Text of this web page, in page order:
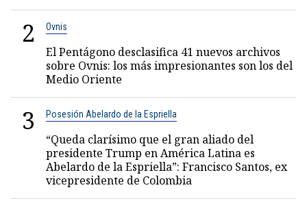
2 Ovnis
El Pentágono desclasifica 41 nuevos archivos
sobre Ovnis: los más impresionantes son los del
Medio Oriente
3 Posesión Abelardo de la Espriella
“Queda clarísimo que el gran aliado del
presidente Trump en América Latina es
Abelardo de la Espriella”: Francisco Santos, ex
vicepresidente de Colombia